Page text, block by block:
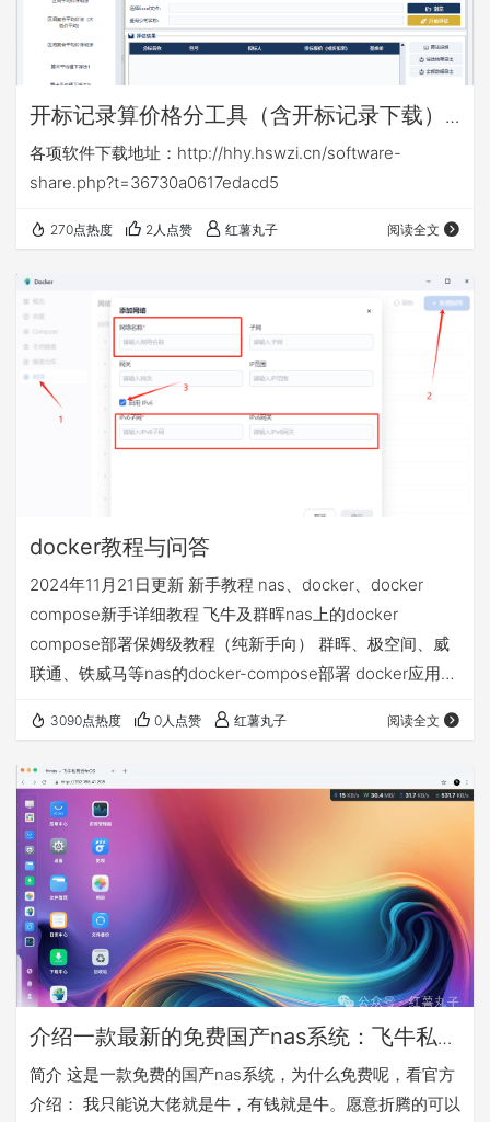
开标记录算价格分工具（含开标记录下载）
v16.6
各项软件下载地址：http://hhy.hswzi.cn/software-
share.php?t=36730a0617edacd5
270点热度 2人点赞 红薯丸子 阅读全文
docker教程与问答
2024年11月21日更新 新手教程 nas、docker、docker
compose新手详细教程 飞牛及群晖nas上的docker
compose部署保姆级教程（纯新手向） 群晖、极空间、威
联通、铁威马等nas的docker-compose部署 docker应用
docker拉取不了 配置使用镜像源 不定期更新的docker镜像
异地访问的4种方案，哪个适合我 飞牛nas的4种远程访问
方…
3090点热度 0人点赞 红薯丸子 阅读全文
介绍一款最新的免费国产nas系统：飞牛私有
云fnOS
简介 这是一款免费的国产nas系统，为什么免费呢，看官方
介绍： 我只能说大佬就是牛，有钱就是牛。愿意折腾的可以